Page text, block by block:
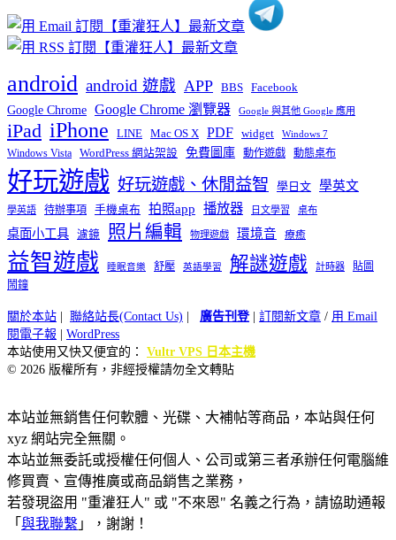
android android 遊戲 APP BBS Facebook
Google Chrome Google Chrome 瀏覽器 Google 與其他 Google 應用
iPad iPhone LINE Mac OS X PDF widget Windows 7
Windows Vista WordPress 網站架設 免費圖庫 動作遊戲 動態桌布
好玩遊戲 好玩遊戲、休閒益智 學日文 學英文
學英語 待辦事項 手機桌布 拍照app 播放器 日文學習 桌布
桌面小工具 濾鏡 照片編輯 物理遊戲 環境音 療癒
益智遊戲 睡眠音樂 舒壓 英語學習 解謎遊戲 計時器
貼圖
鬧鐘
關於本站 聯絡站長(Contact Us) 廣告刊登| 訂閱新文章 / 用 Email
閱電子報
WordPress
本站使用又快又便宜的： Vultr VPS 日本主機
© 2026 版權所有，非經授權請勿全文轉貼
本站並無銷售任何軟體、光碟、大補帖等商品，本站與任何
xyz 網站完全無關。
本站並無委託或授權任何個人、公司或第三者承辦任何電腦維
修買賣、宣傳推廣或商品銷售之業務，
若發現盜用 "重灌狂人" 或 "不來恩" 名義之行為，請協助通報
「 與我聯繫 」，謝謝！